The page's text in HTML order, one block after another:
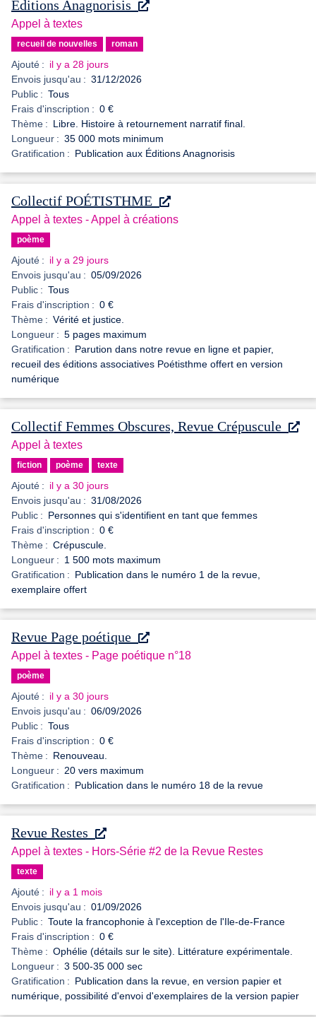
Éditions Anagnorisis
Appel à textes
recueil de nouvelles roman
Ajouté : il y a 28 jours
Envois jusqu'au : 31/12/2026
Public : Tous
Frais d'inscription : 0 €
Thème : Libre. Histoire à retournement narratif final.
Longueur : 35 000 mots minimum
Gratification : Publication aux Éditions Anagnorisis
Collectif POÉTISTHME
Appel à textes - Appel à créations
poème
Ajouté : il y a 29 jours
Envois jusqu'au : 05/09/2026
Public : Tous
Frais d'inscription : 0 €
Thème : Vérité et justice.
Longueur : 5 pages maximum
Gratification : Parution dans notre revue en ligne et papier,
recueil des éditions associatives Poétisthme offert en version
numérique
Collectif Femmes Obscures, Revue Crépuscule
Appel à textes
fiction poème texte
Ajouté : il y a 30 jours
Envois jusqu'au : 31/08/2026
Public : Personnes qui s'identifient en tant que femmes
Frais d'inscription : 0 €
Thème : Crépuscule.
Longueur : 1 500 mots maximum
Gratification : Publication dans le numéro 1 de la revue,
exemplaire offert
Revue Page poétique
Appel à textes - Page poétique n°18
poème
Ajouté : il y a 30 jours
Envois jusqu'au : 06/09/2026
Public : Tous
Frais d'inscription : 0 €
Thème : Renouveau.
Longueur : 20 vers maximum
Gratification : Publication dans le numéro 18 de la revue
Revue Restes
Appel à textes - Hors-Série #2 de la Revue Restes
texte
Ajouté : il y a 1 mois
Envois jusqu'au : 01/09/2026
Public : Toute la francophonie à l'exception de l'Ile-de-France
Frais d'inscription : 0 €
Thème : Ophélie (détails sur le site). Littérature expérimentale.
Longueur : 3 500-35 000 sec
Gratification : Publication dans la revue, en version papier et
numérique, possibilité d'envoi d'exemplaires de la version papier